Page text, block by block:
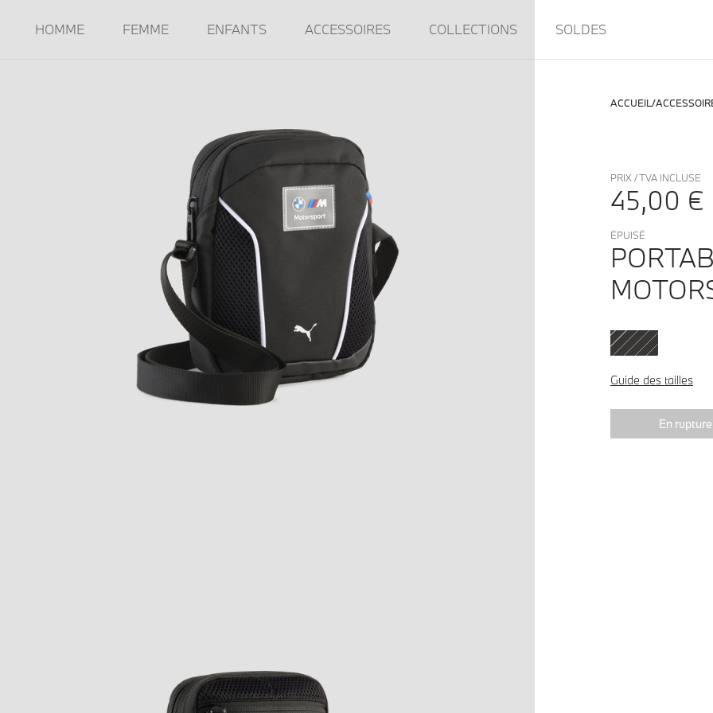
HOMME FEMME ENFANTS ACCESSOIRES COLLECTIONS SOLDES
ACCUEIL
PRIX / TVA INCLUSE
45,00 €
ÉPUISÉ
Guide des tailles
En